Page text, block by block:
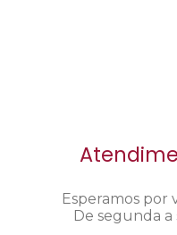
Esperamos por
De segunda a